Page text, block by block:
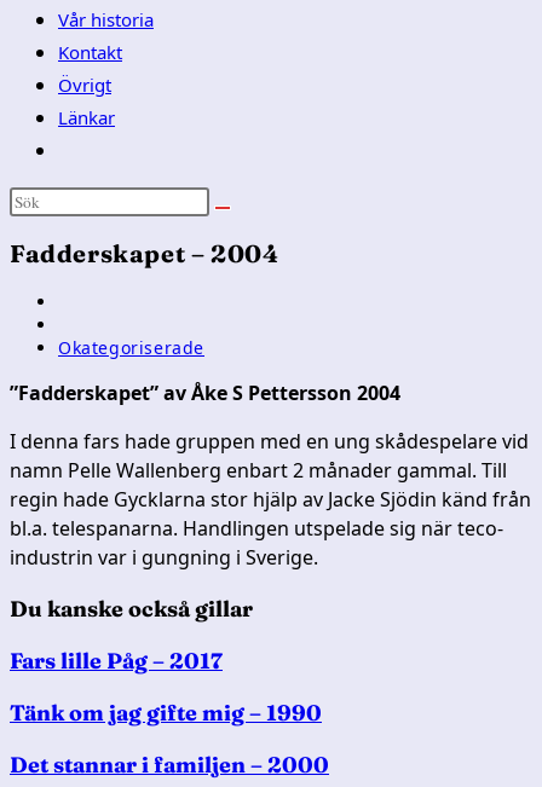
Vår historia
Kontakt
Övrigt
Länkar
på/av
webbplatssökning
Fadderskapet – 2004
publicerat:
Inläggskategori:
Okategoriserade
”Fadderskapet” av Åke S Pettersson 2004
I denna fars hade gruppen med en ung skådespelare vid
namn Pelle Wallenberg enbart 2 månader gammal. Till
regin hade Gycklarna stor hjälp av Jacke Sjödin känd från
bl.a. telespanarna. Handlingen utspelade sig när teco-
industrin var i gungning i Sverige.
Du kanske också gillar
Fars lille Påg – 2017
Tänk om jag gifte mig – 1990
Det stannar i familjen – 2000